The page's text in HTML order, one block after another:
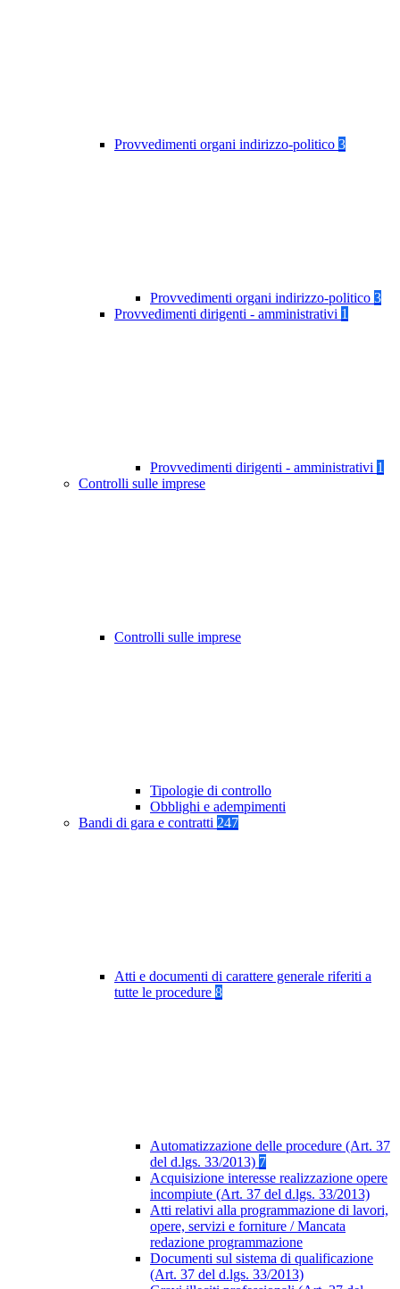
Provvedimenti organi indirizzo-politico 3
Provvedimenti organi indirizzo-politico 3
Provvedimenti dirigenti - amministrativi 1
Provvedimenti dirigenti - amministrativi 1
Controlli sulle imprese
Controlli sulle imprese
Tipologie di controllo
Obblighi e adempimenti
Bandi di gara e contratti 247
Atti e documenti di carattere generale riferiti a
tutte le procedure 8
Automatizzazione delle procedure (Art. 37
del d.lgs. 33/2013) 7
Acquisizione interesse realizzazione opere
incompiute (Art. 37 del d.lgs. 33/2013)
Atti relativi alla programmazione di lavori,
opere, servizi e forniture / Mancata
redazione programmazione
Documenti sul sistema di qualificazione
(Art. 37 del d.lgs. 33/2013)